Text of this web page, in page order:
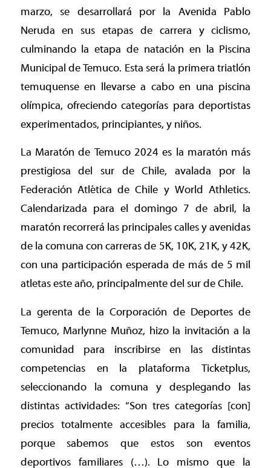
marzo, se desarrollará por la Avenida Pablo
Neruda en sus etapas de carrera y ciclismo,
culminando la etapa de natación en la Piscina
Municipal de Temuco. Esta será la primera triatlón
temuquense en llevarse a cabo en una piscina
olímpica, ofreciendo categorías para deportistas
experimentados, principiantes, y niños.
La Maratón de Temuco 2024 es la maratón más
prestigiosa del sur de Chile, avalada por la
Federación Atlética de Chile y World Athletics.
Calendarizada para el domingo 7 de abril, la
maratón recorrerá las principales calles y avenidas
de la comuna con carreras de 5K, 10K, 21K, y 42K,
con una participación esperada de más de 5 mil
atletas este año, principalmente del sur de Chile.
La gerenta de la Corporación de Deportes de
Temuco, Marlynne Muñoz, hizo la invitación a la
comunidad para inscribirse en las distintas
competencias en la plataforma Ticketplus,
seleccionando la comuna y desplegando las
distintas actividades: “Son tres categorías [con]
precios totalmente accesibles para la familia,
porque sabemos que estos son eventos
deportivos familiares (…). Lo mismo que la